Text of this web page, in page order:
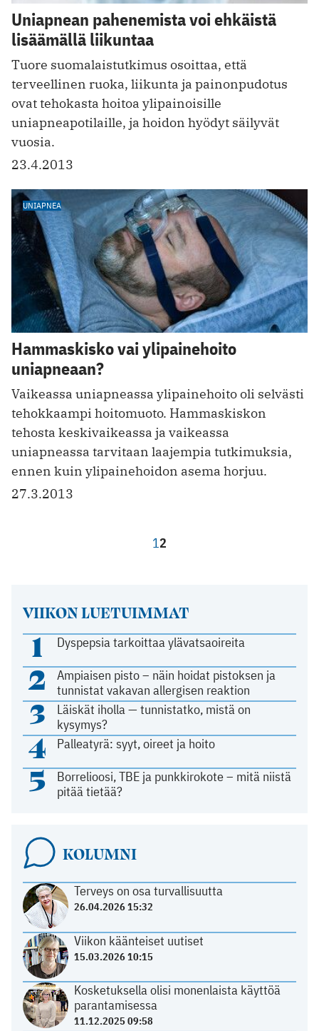
Uniapnean pahenemista voi ehkäistä
lisäämällä liikuntaa
Tuore suomalaistutkimus osoittaa, että
terveellinen ruoka, liikunta ja painonpudotus
ovat tehokasta hoitoa ylipainoisille
uniapneapotilaille, ja hoidon hyödyt säilyvät
vuosia.
23.4.2013
UNIAPNEA
Hammaskisko vai ylipainehoito
uniapneaan?
Vaikeassa uniapneassa ylipainehoito oli selvästi
tehokkaampi hoitomuoto. Hammaskiskon
tehosta keskivaikeassa ja vaikeassa
uniapneassa tarvitaan laajempia tutkimuksia,
ennen kuin ylipainehoidon asema horjuu.
27.3.2013
12
VIIKON LUETUIMMAT
1 Dyspepsia tarkoittaa ylävatsaoireita
2
Ampiaisen pisto – näin hoidat pistoksen ja
tunnistat vakavan allergisen reaktion
3
Läiskät iholla — tunnistatko, mistä on
kysymys?
4 Palleatyrä: syyt, oireet ja hoito
5
Borrelioosi, TBE ja punkkirokote – mitä niistä
pitää tietää?
KOLUMNI
Terveys on osa turvallisuutta
26.04.2026 15:32
Viikon käänteiset uutiset
15.03.2026 10:15
Kosketuksella olisi monenlaista käyttöä
parantamisessa
11.12.2025 09:58